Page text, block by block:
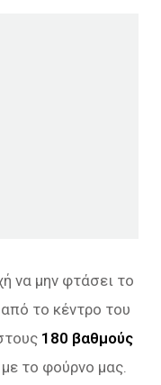
να μην φτάσει το
από το κέντρο του
180 βαθμούς
το φούρνο μας.